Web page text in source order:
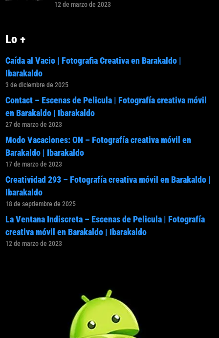
12 de marzo de 2023
Lo +
Caída al Vacio | Fotografia Creativa en Barakaldo |
Ibarakaldo
3 de diciembre de 2025
Contact – Escenas de Pelicula | Fotografía creativa móvil
en Barakaldo | Ibarakaldo
27 de marzo de 2023
Modo Vacaciones: ON – Fotografía creativa móvil en
Barakaldo | Ibarakaldo
17 de marzo de 2023
Creatividad 293 – Fotografía creativa móvil en Barakaldo |
Ibarakaldo
18 de septiembre de 2025
La Ventana Indiscreta – Escenas de Pelicula | Fotografía
creativa móvil en Barakaldo | Ibarakaldo
12 de marzo de 2023